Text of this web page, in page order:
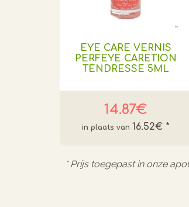
EYE CARE VERNIS
PERFEYE CARETION
TENDRESSE 5ML
14.87€
16.52€ *
* Prijs toegepast in onze